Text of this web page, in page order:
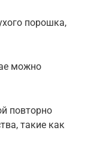
порошка,
можно
повторно
такие как